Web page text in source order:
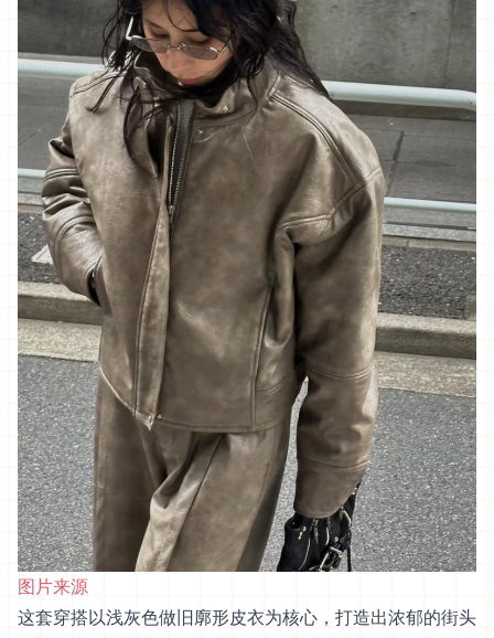
图片来源
这套穿搭以浅灰色做旧廓形皮衣为核心，打造出浓郁的街头